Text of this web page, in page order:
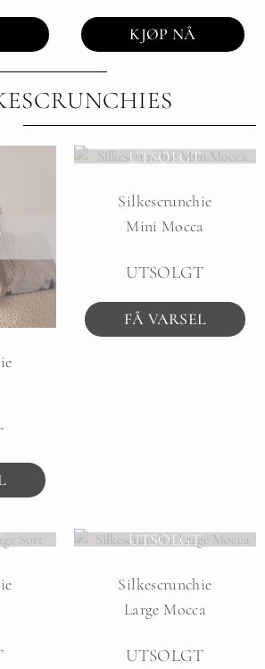
KJØP NÅ
UTSOLGT
Silkescrunchie
Mini Mocca
UTSOLGT
FÅ VARSEL
UTSOLGT
Silkescrunchie
Large Mocca
UTSOLGT